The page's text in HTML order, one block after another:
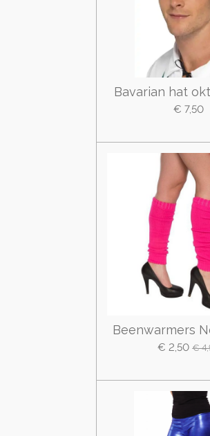
Bavarian hat
€ 7,50
Beenwarmers
€ 2,50 €